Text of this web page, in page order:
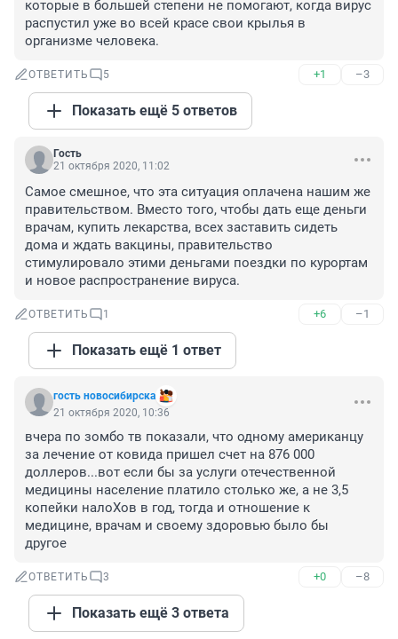
которые в большей степени не помогают, когда вирус
распустил уже во всей красе свои крылья в
организме человека.
ОТВЕТИТЬ 5 +1 –3
Показать ещё 5 ответов
Гость
21 октября 2020, 11:02
Самое смешное, что эта ситуация оплачена нашим же
правительством. Вместо того, чтобы дать еще деньги
врачам, купить лекарства, всех заставить сидеть
дома и ждать вакцины, правительство
стимулировало этими деньгами поездки по курортам
и новое распространение вируса.
ОТВЕТИТЬ 1 +6 –1
Показать ещё 1 ответ
гость новосибирска
21 октября 2020, 10:36
вчера по зомбо тв показали, что одному американцу
за лечение от ковида пришел счет на 876 000
доллеров...вот если бы за услуги отечественной
медицины население платило столько же, а не 3,5
копейки налоХов в год, тогда и отношение к
медицине, врачам и своему здоровью было бы
другое
ОТВЕТИТЬ 3 +0 –8
Показать ещё 3 ответа